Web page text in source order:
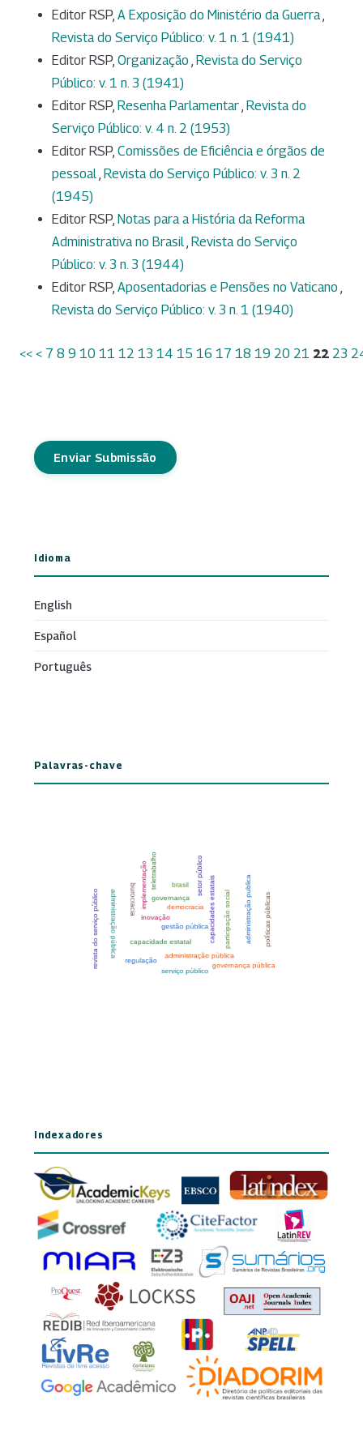
Editor RSP, A Exposição do Ministério da Guerra,
Revista do Serviço Público: v. 1 n. 1 (1941)
Editor RSP, Organização , Revista do Serviço
Público: v. 1 n. 3 (1941)
Editor RSP, Resenha Parlamentar, Revista do
Serviço Público: v. 4 n. 2 (1953)
Editor RSP, Comissões de Eficiência e órgãos de
pessoal, Revista do Serviço Público: v. 3 n. 2
(1945)
Editor RSP, Notas para a História da Reforma
Administrativa no Brasil, Revista do Serviço
Público: v. 3 n. 3 (1944)
Editor RSP, Aposentadorias e Pensões no Vaticano ,
Revista do Serviço Público: v. 3 n. 1 (1940)
<< < 7 8 9 10 11 12 13 14 15 16 17 18 19 20 21 22 23
Enviar Submissão
Idioma
English
Español
Português
Palavras-chave
Indexadores